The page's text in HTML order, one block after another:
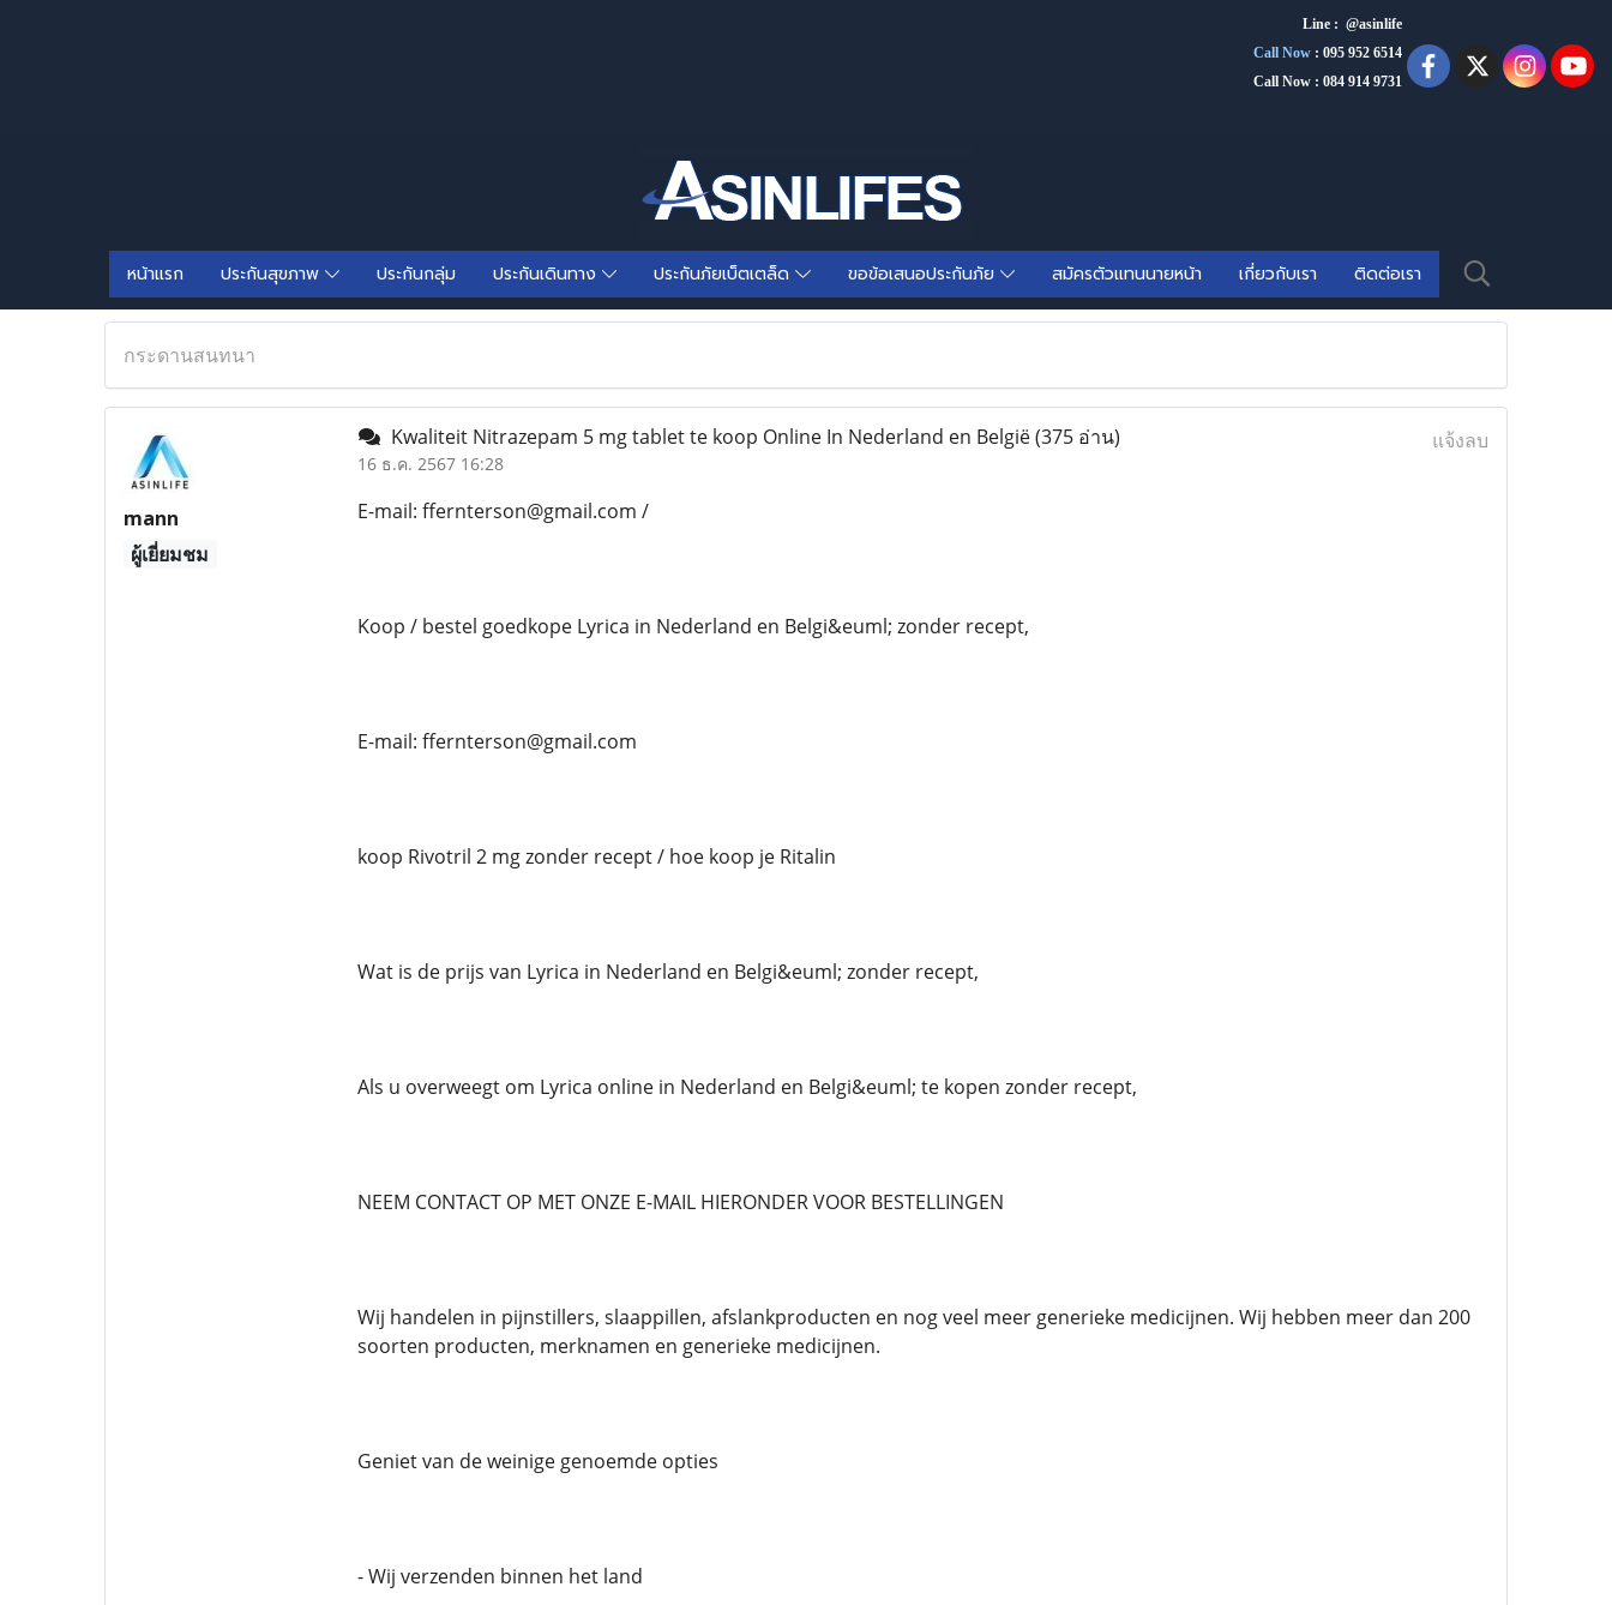
Line : @asinlife
Call Now : 095 952 6514
Call Now : 084 914 9731
หน้าแรก ประกันสุขภาพ ประกันกลุ่ม ประกันเดินทาง ประกันภัยเบ็ตเตล็ด ขอข้อเสนอประกันภัย สมัครตัวแทนนายหน้า เกี่ยวกับเรา ติดต่อเรา
กระดานสนทนา
mann
ผู้เยี่ยมชม
Kwaliteit Nitrazepam 5 mg tablet te koop Online In Nederland en België(375 อ่าน)
16 ธ.ค. 2567 16:28
แจ้งลบ
E-mail: ffernterson@gmail.com /
Koop / bestel goedkope Lyrica in Nederland en Belgi&euml; zonder recept,
E-mail: ffernterson@gmail.com
koop Rivotril 2 mg zonder recept / hoe koop je Ritalin
Wat is de prijs van Lyrica in Nederland en Belgi&euml; zonder recept,
Als u overweegt om Lyrica online in Nederland en Belgi&euml; te kopen zonder recept,
NEEM CONTACT OP MET ONZE E-MAIL HIERONDER VOOR BESTELLINGEN
Wij handelen in pijnstillers, slaappillen, afslankproducten en nog veel meer generieke medicijnen. Wij hebben meer dan 200
soorten producten, merknamen en generieke medicijnen.
Geniet van de weinige genoemde opties
- Wij verzenden binnen het land